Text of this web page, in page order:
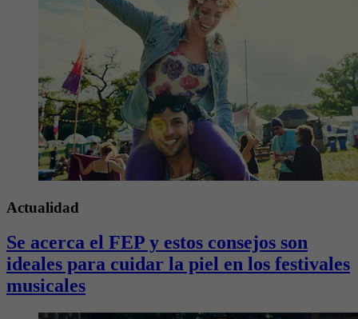
Actualidad
Se acerca el FEP y estos consejos son
ideales para cuidar la piel en los festivales
musicales